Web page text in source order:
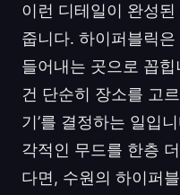
이런 디테일이 완성
줍니다. 하이퍼블릭
들어내는 곳으로 꼽
건 단순히 장소를 고
기’를 결정하는 일입
각적인 무드를 한층
다면, 수원의 하이퍼